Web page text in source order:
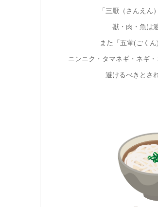
「三厭（さんえん
獣・肉・魚は
また「五葷(ごく
ニンニク・タマネギ・ネギ
避けるべきとさ